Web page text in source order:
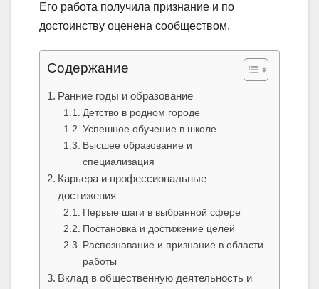
Его работа получила признание и по
достоинству оценена сообществом.
Содержание
Ранние годы и образование
Детство в родном городе
Успешное обучение в школе
Высшее образование и
специализация
Карьера и профессиональные
достижения
Первые шаги в выбранной сфере
Постановка и достижение целей
Распознавание и признание в области
работы
Вклад в общественную деятельность и